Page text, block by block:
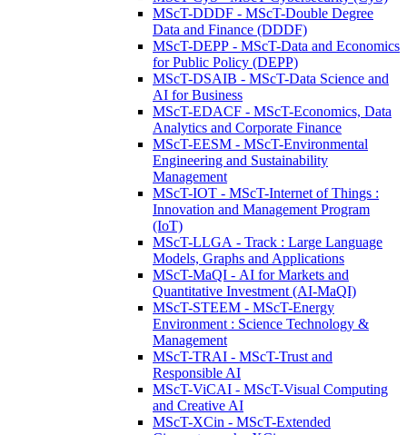
MScT-DDDF - MScT-Double Degree
Data and Finance (DDDF)
MScT-DEPP - MScT-Data and Economics
for Public Policy (DEPP)
MScT-DSAIB - MScT-Data Science and
AI for Business
MScT-EDACF - MScT-Economics, Data
Analytics and Corporate Finance
MScT-EESM - MScT-Environmental
Engineering and Sustainability
Management
MScT-IOT - MScT-Internet of Things :
Innovation and Management Program
(IoT)
MScT-LLGA - Track : Large Language
Models, Graphs and Applications
MScT-MaQI - AI for Markets and
Quantitative Investment (AI-MaQI)
MScT-STEEM - MScT-Energy
Environment : Science Technology &
Management
MScT-TRAI - MScT-Trust and
Responsible AI
MScT-ViCAI - MScT-Visual Computing
and Creative AI
MScT-XCin - MScT-Extended